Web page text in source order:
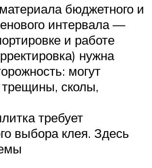
бюджетного и
интервала —
и работе
нужна
могут
трещины, сколы,
требует
выбора клея. Здесь